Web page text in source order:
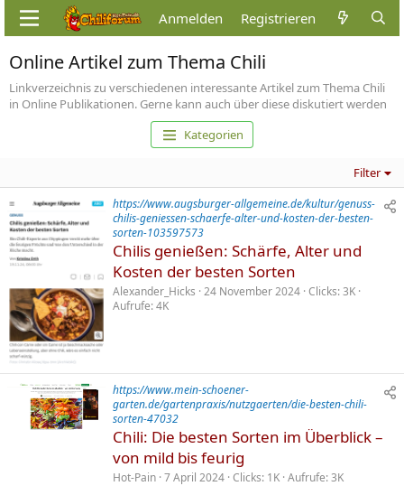
Anmelden Registrieren
Online Artikel zum Thema Chili
Linkverzeichnis zu verschiedenen interessante Artikel zum Thema Chili
in Online Publikationen. Gerne kann auch über diese diskutiert werden
Kategorien
Filter
https://www.augsburger-allgemeine.de/kultur/genuss-
chilis-geniessen-schaerfe-alter-und-kosten-der-besten-
sorten-103597573
Chilis genießen: Schärfe, Alter und
Kosten der besten Sorten
Alexander_Hicks 24 November 2024 Clicks 3K
Aufrufe 4K
https://www.mein-schoener-
garten.de/gartenpraxis/nutzgaerten/die-besten-chili-
sorten-47032
Chili: Die besten Sorten im Überblick –
von mild bis feurig
Hot-Pain 7 April 2024 Clicks 1K Aufrufe 3K